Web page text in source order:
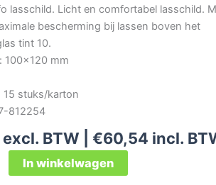
lasschild. Licht en comfortabel lasschild.
bescherming bij lassen boven het
tint 10.
100×120 mm
15 stuks/karton
812254
excl. BTW | €60,54 incl.
In winkelwagen